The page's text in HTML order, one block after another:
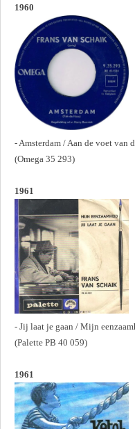
1960
- Amsterdam / Aan de voet van
(Omega 35 293)
1961
- Jij laat je gaan / Mijn
(Palette PB 40 059)
1961